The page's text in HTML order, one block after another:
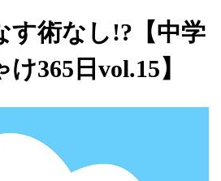
す術なし!?【中学
365日vol.15】